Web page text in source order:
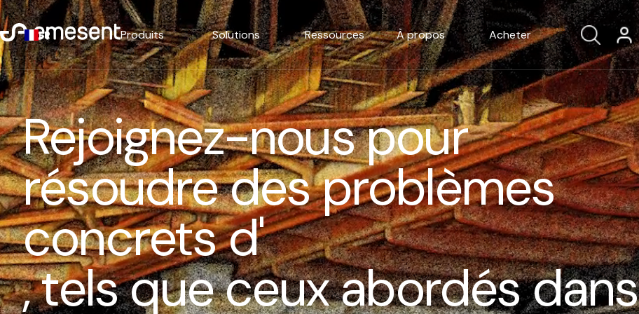
Produits Solutions Ressources À propos Acheter
Rejoignez-nous pour
résoudre des problèmes
concrets d'
, tels que ceux abordés dans
FR